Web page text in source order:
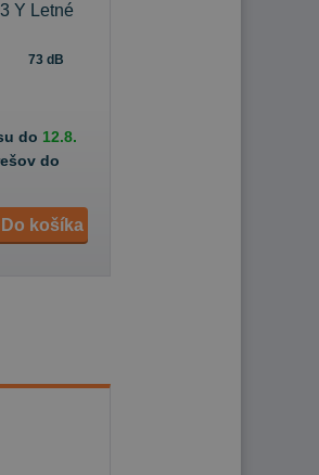
Y Letné
73 dB
do 12.8.
do
Do košíka